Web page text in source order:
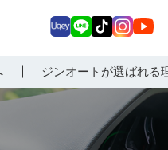
ジンオートが選ばれる
ey E
Tokagr
am
uT
ub